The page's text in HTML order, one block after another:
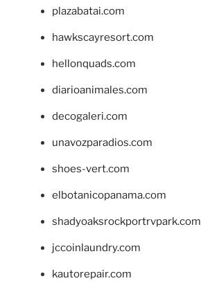
plazabatai.com
hawkscayresort.com
hellonquads.com
diarioanimales.com
decogaleri.com
unavozparadios.com
shoes-vert.com
elbotanicopanama.com
shadyoaksrockportrvpark.com
jccoinlaundry.com
kautorepair.com